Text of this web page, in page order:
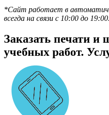
*Сайт работает в
всегда на связи с 10:00 до 19:00.
Заказать печати
учебных работ.